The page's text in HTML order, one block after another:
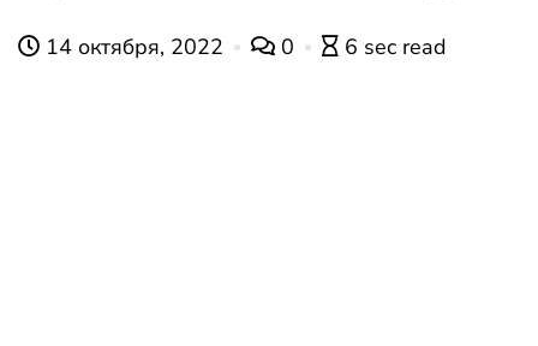
14 октября, 2022 0 6 sec read